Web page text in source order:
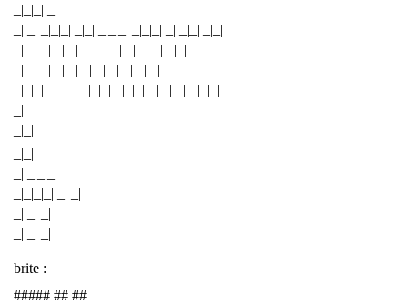
_|_|_| _|
_| _| _|_|_| _|_| _|_|_| _|_|_| _| _|_| _|_|
_| _| _| _| _|_|_|_| _| _| _| _| _|_| _|_|_|_|
_| _| _| _| _| _| _| _| _| _| _|
_|_|_| _|_|_| _|_|_| _|_|_| _| _| _| _|_|_|
_|
_|_|
_|_|
_| _|_|_|
_|_|_|_| _| _|
_| _| _|
_| _| _|
brite :
##### ## ##